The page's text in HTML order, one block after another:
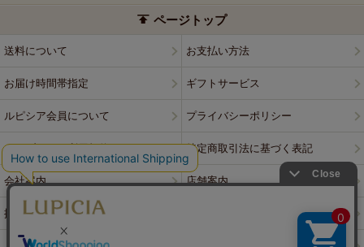
ページトップ
送料について お支払い方法
お届け時間帯指定 ギフトサービス
ルピシア会員について プライバシーポリシー
ウェブサイト利用規約 特定商取引法に基づく表記
会社案内 店舗案内
採用情報